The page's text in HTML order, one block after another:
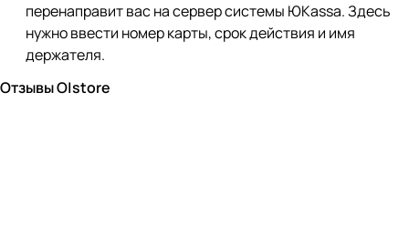
перенаправит вас на сервер системы ЮKassa. Здесь
нужно ввести номер карты, срок действия и имя
держателя.
Отзывы O|store